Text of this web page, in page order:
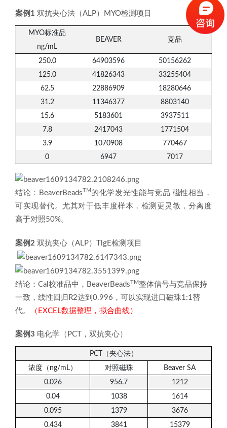
案例1 双抗夹心法（ALP）MYO检测项目
MYO标准品
ng/mL
BEAVER 竞品
250.0 64903596
50156262
125.0
41826343
33255404
62.5
22886909
18280646
31.2
11346377
8803140
15.6
5183601
3937511
7.8
2417043
1771504
3.9
1070908
770467
0
6947 7017
结论：BeaverBeadsTM的化学发光性能与竞品 磁性相当，
可实现替代。尤其对于低丰度样本，检测更灵敏，分离度
高于对照50%。
案例2 双抗夹心（ALP）TlgE检测项目
结论：Cal校准品中，BeaverBeadsTM整体信号与竞品保持
一致，线性回归R2达到0.996，可以实现进口磁珠1:1替
代。
（EXCEL数据整理，拟合曲线）
案例3 电化学（PCT，双抗夹心）
PCT（夹心法）
浓度（ng/mL）
对照磁珠
Beaver SA
0.026
956.7
1212
0.04
1038
1614
0.095
1379
3676
0.434
3841
15379